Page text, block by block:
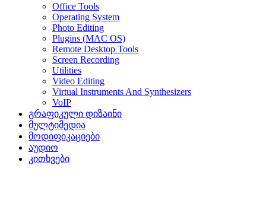
Office Tools
Operating System
Photo Editing
Plugins (MAC OS)
Remote Desktop Tools
Screen Recording
Utilities
Video Editing
Virtual Instruments And Synthesizers
VoIP
გრაფიკული დიზაინი
მულტიმედია
მოდიფიკაციები
აუდიო
კითხვები